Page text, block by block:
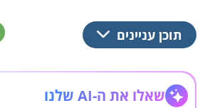
תוכן עניינים
שאלו את ה-AI שלנו